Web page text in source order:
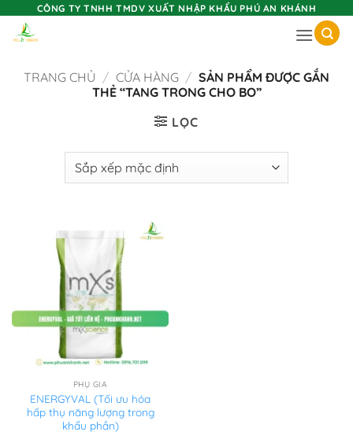
CÔNG TY TNHH TMDV XUẤT NHẬP KHẨU PHÚ AN KHÁNH
TRANG CHỦ / CỬA HÀNG / SẢN PHẨM ĐƯỢC GẮN
THẺ “TANG TRONG CHO BO”
LỌC
PHỤ GIA
ENERGYVAL (Tối ưu hóa
hấp thụ năng lượng trong
khẩu phần)